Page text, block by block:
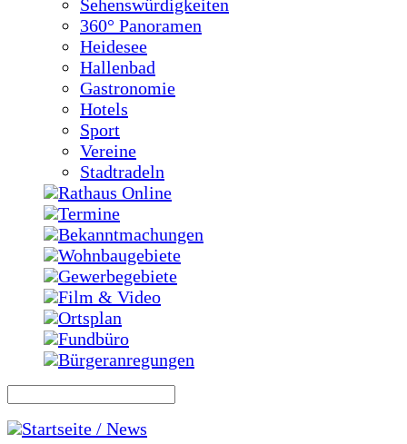
Sehenswürdigkeiten
360° Panoramen
Heidesee
Hallenbad
Gastronomie
Hotels
Sport
Vereine
Stadtradeln
Rathaus Online
Termine
Bekanntmachungen
Wohnbaugebiete
Gewerbegebiete
Film & Video
Ortsplan
Fundbüro
Bürgeranregungen
Startseite / News